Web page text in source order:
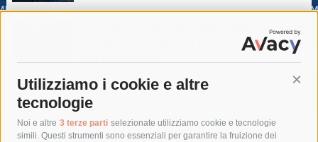
Utilizziamo i cookie e altre
tecnologie
Noi e altre 3 terze parti selezionate utilizziamo cookie e tecnologie
simili. Questi strumenti sono essenziali per garantire la fruizione dei
Sorrento. Aggredisce sessualmente una
turista e le strappa il portafogli, fermato
Tag